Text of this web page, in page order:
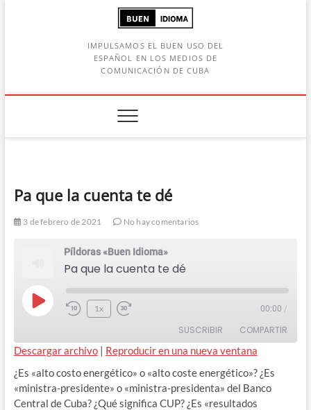
IMPULSAMOS EL BUEN USO DEL
ESPAÑOL EN LOS MEDIOS DE
COMUNICACIÓN DE CUBA
Pa que la cuenta te dé
3 de febrero de 2021 No hay comentarios
Píldoras «Buen Idioma»
Pa que la cuenta te dé
Play
Rewind
Seconds
1x
Adelanta
segundos
00:00 /
SUSCRIBIR COMPARTIR
FEED RSS
COMPAR
TIR
ENLACE
Descargar archivo| Reproducir en una nueva ventana
¿Es «alto costo energético» o «alto coste energético»? ¿Es
«ministra-presidente» o «ministra-presidenta» del Banco
Central de Cuba? ¿Qué significa CUP? ¿Es «resultados